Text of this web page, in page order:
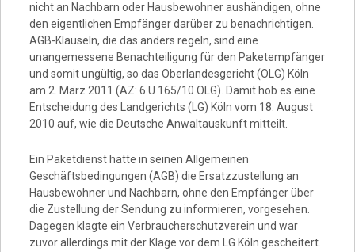
nicht an Nachbarn oder Hausbewohner aushändigen, ohne
den eigentlichen Empfänger darüber zu benachrichtigen.
AGB-Klauseln, die das anders regeln, sind eine
unangemessene Benachteiligung für den Paketempfänger
und somit ungültig, so das Oberlandesgericht (OLG) Köln
am 2. März 2011 (AZ: 6 U 165/10 OLG). Damit hob es eine
Entscheidung des Landgerichts (LG) Köln vom 18. August
2010 auf, wie die Deutsche Anwaltauskunft mitteilt.
Ein Paketdienst hatte in seinen Allgemeinen
Geschäftsbedingungen (AGB) die Ersatzzustellung an
Hausbewohner und Nachbarn, ohne den Empfänger über
die Zustellung der Sendung zu informieren, vorgesehen.
Dagegen klagte ein Verbraucherschutzverein und war
zuvor allerdings mit der Klage vor dem LG Köln gescheitert.